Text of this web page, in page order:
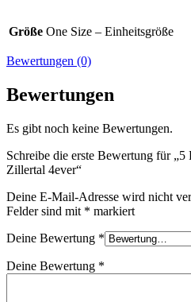
Größe One Size – Einheitsgröße
Bewertungen (0)
Bewertungen
Es gibt noch keine Bewertungen.
Schreibe die erste Bewertung für
Zillertal 4ever“
Deine E-Mail-Adresse wird nicht
Felder sind mit * markiert
Deine Bewertung *
Deine Bewertung *